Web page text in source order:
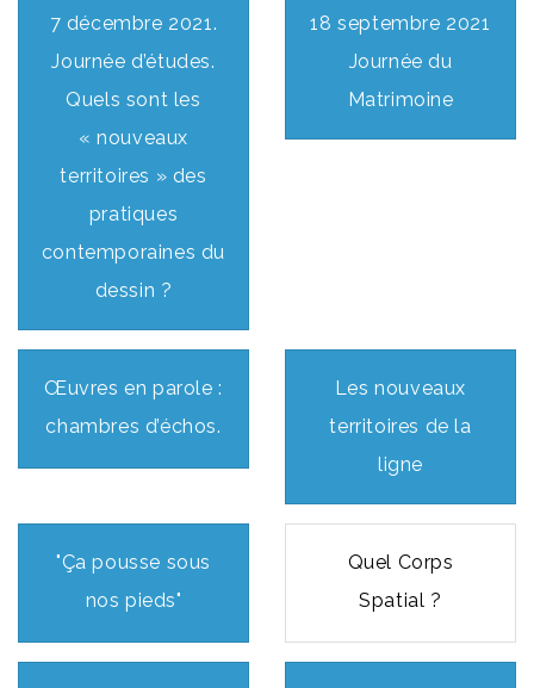
7 décembre 2021.
Journée d’études.
Quels sont les
« nouveaux
territoires » des
pratiques
contemporaines du
dessin ?
18 septembre 2021
Journée du
Matrimoine
Œuvres en parole :
chambres d’échos.
Les nouveaux
territoires de la
ligne
"Ça pousse sous
nos pieds"
Quel Corps
Spatial ?